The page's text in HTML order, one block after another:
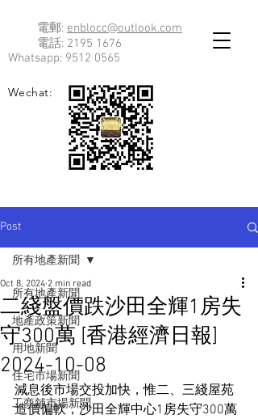
電郵: enblocc@outlook.com
電話: 2195 1676
Whatsapp: 9512 0565
Wechat:
Post
所有地產新聞
地產政策新聞
用地新聞
住宅市場新聞
工商舖市場新聞
所有地產新聞
二綫盤價跌沙田全輝1房失
守300萬 [香港經濟日報]
2024-10-08
Oct 8, 2024 2 min read
減息後市場交投加快，惟二、三綫屋苑
造價偏軟，沙田全輝中心1房失守300萬